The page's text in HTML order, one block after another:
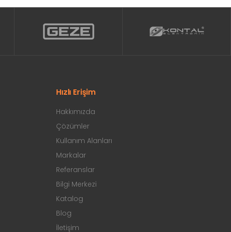
Hızlı Erişim
Hakkımızda
Çözümler
Kullanım Alanları
Markalar
Referanslar
Bilgi Merkezi
Katalog
Blog
İletişim